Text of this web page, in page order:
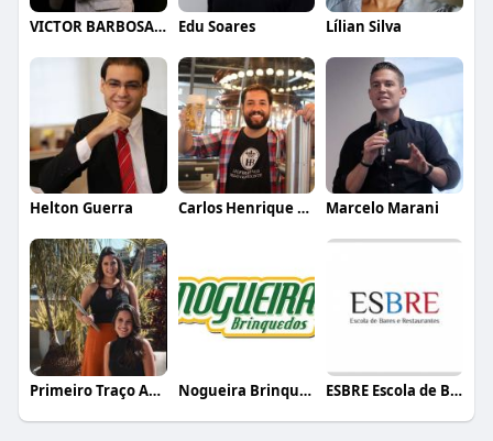
VICTOR BARBOSA QUARANTA Edu Soares Lílian Silva
Helton Guerra Carlos Henrique de Faria Vasconcelos Marcelo Marani
Primeiro Traço Arquitetura Nogueira Brinquedos ESBRE Escola de Bares e Restaurantes